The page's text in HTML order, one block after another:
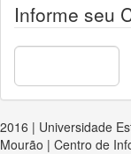
Informe seu
2016 | Universidade
Mourão | Centro de